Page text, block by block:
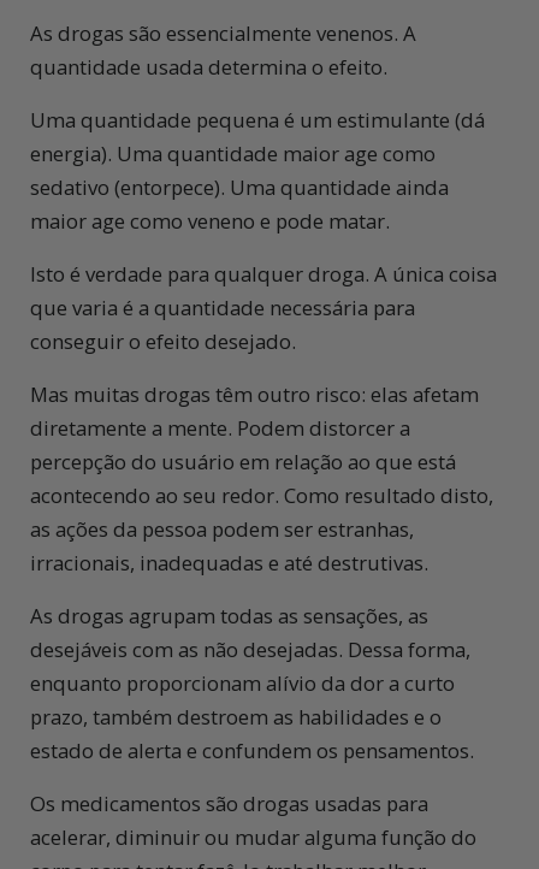
As drogas são essencialmente venenos. A
quantidade usada determina o efeito.
Uma quantidade pequena é um estimulante (dá
energia). Uma quantidade maior age como
sedativo (entorpece). Uma quantidade ainda
maior age como veneno e pode matar.
Isto é verdade para qualquer droga. A única coisa
que varia é a quantidade necessária para
conseguir o efeito desejado.
Mas muitas drogas têm outro risco: elas afetam
diretamente a mente. Podem distorcer a
percepção do usuário em relação ao que está
acontecendo ao seu redor. Como resultado disto,
as ações da pessoa podem ser estranhas,
irracionais, inadequadas e até destrutivas.
As drogas agrupam todas as sensações, as
desejáveis com as não desejadas. Dessa forma,
enquanto proporcionam alívio da dor a curto
prazo, também destroem as habilidades e o
estado de alerta e confundem os pensamentos.
Os medicamentos são drogas usadas para
acelerar, diminuir ou mudar alguma função do